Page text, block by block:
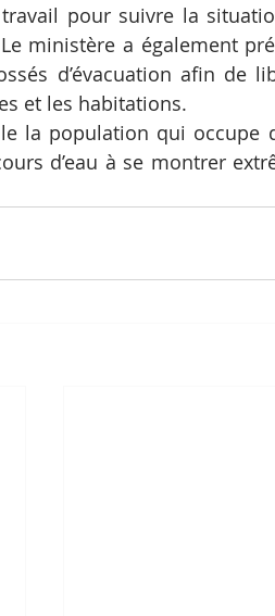
pour suivre la
ministère a également
d’évacuation afin de
et les habitations.
la population qui occupe
d’eau à se montrer